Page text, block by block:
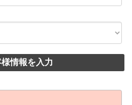
情報を入力